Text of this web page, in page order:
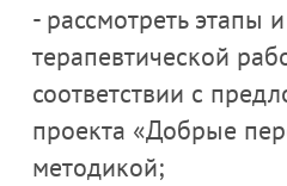
- рассмотреть этапы
терапевтической
соответствии с
проекта «Добрые
методикой;